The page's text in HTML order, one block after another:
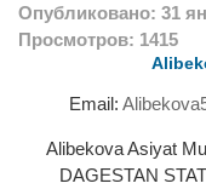
Опубликовано: 31
Просмотров: 1415
Email:
Alibekova Asiyat
DAGESTAN